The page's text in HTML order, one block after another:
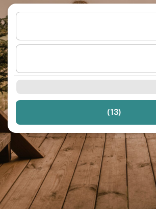
(13)